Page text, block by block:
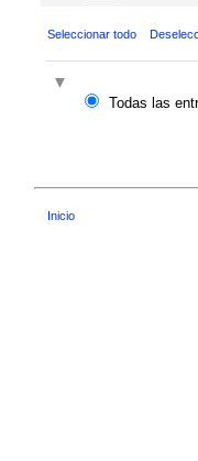
Seleccionar todo
Todas las
Inicio